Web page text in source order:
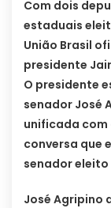
Com dois
estaduais
União Brasil
presidente
O presidente
senador José
unificada com
conversa que
senador eleito
José Agripino